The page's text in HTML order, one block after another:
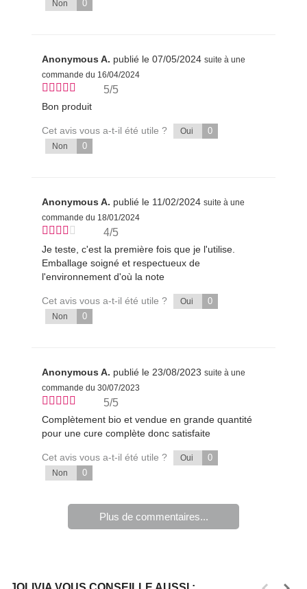
Non 0
Anonymous A. publié le 07/05/2024 suite à une
commande du 16/04/2024
5/5
Bon produit
Cet avis vous a-t-il été utile ? Oui 0
Non 0
Anonymous A. publié le 11/02/2024 suite à une
commande du 18/01/2024
4/5
Je teste, c'est la première fois que je l'utilise.
Emballage soigné et respectueux de
l'environnement d'où la note
Cet avis vous a-t-il été utile ? Oui 0
Non 0
Anonymous A. publié le 23/08/2023 suite à une
commande du 30/07/2023
5/5
Complètement bio et vendue en grande quantité
pour une cure complète donc satisfaite
Cet avis vous a-t-il été utile ? Oui 0
Non 0
Plus de commentaires...